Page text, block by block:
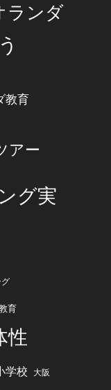
ランダ
教育
アー
グ実
グ
育
性
学校 大阪